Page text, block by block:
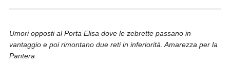
Umori opposti al Porta Elisa dove le zebrette passano in
vantaggio e poi rimontano due reti in inferiorità. Amarezza per la
Pantera